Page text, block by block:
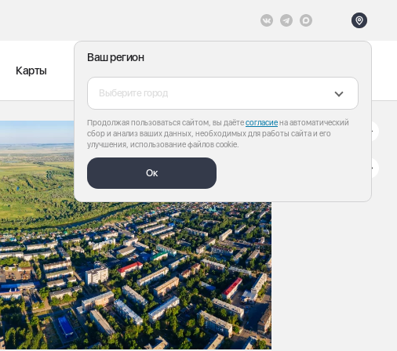
Ваш регион
Выберите город
Продолжая пользоваться сайтом, вы даётесогласиена автоматический
сбор и анализ ваших данных, необходимых для работы сайта и его
улучшения, использование файлов cookie.
Ок
Карты